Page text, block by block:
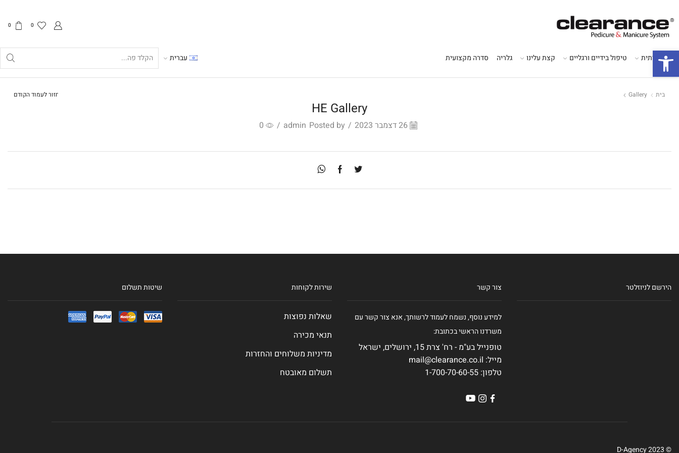
0
0
סדרה ביתית טיפול בידיים ורגליים קצת עלינו גלריה סדרה מקצועית עברית
input
חזור לעמוד הקודם בית Gallery
HE Gallery
/
Posted by
admin
/
0
הירשם לניוזלטר צור קשר
למידע נוסף, נשמח לעמוד לרשותך, אנא צור קשר עם
משרדנו הראשי בכתובת:
טופנייל בע"מ - רח' צרת 15, ירושלים, ישראל
מייל: mail@clearance.co.il
טלפון: 1-700-70-60-55
שירות לקוחות
שאלות נפוצות
תנאי מכירה
מדיניות משלוחים והחזרות
תשלום מאובטח
שיטות תשלום
© 2023 D-Agency
פתח סרגל נגישות